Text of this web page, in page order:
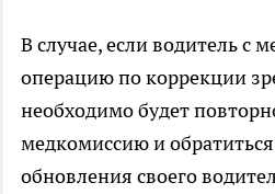
В случае, если водитель с
операцию по коррекции
необходимо будет
медкомиссию и
обновления своего